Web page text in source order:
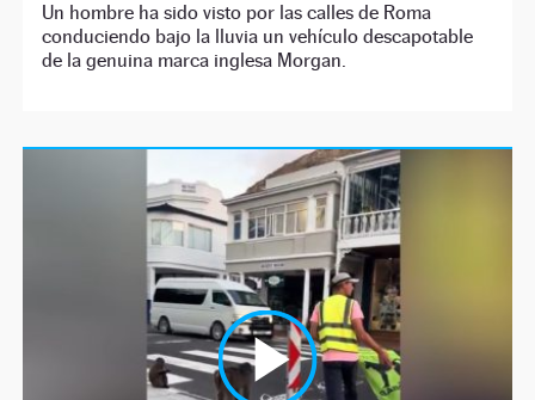
Un hombre ha sido visto por las calles de Roma
conduciendo bajo la lluvia un vehículo descapotable
de la genuina marca inglesa Morgan.